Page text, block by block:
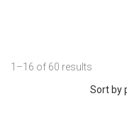
1–16 of 60 results